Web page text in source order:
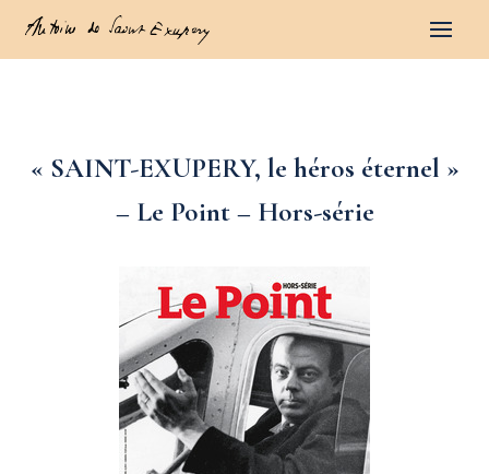
« SAINT-EXUPERY, le héros éternel »
– Le Point – Hors-série